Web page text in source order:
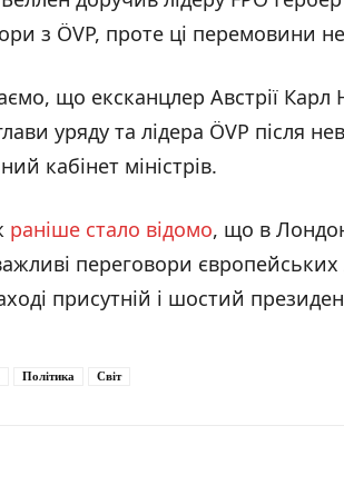
з ÖVP, проте ці перемовини
що ексканцлер Австрії Карл
уряду та лідера ÖVP після
кабінет міністрів.
раніше стало відомо, що в
переговори
присутній і шостий
Політика Світ